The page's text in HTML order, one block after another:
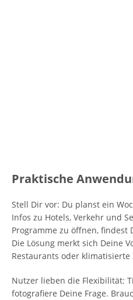
Praktische
Stell Dir vor: Du planst ein
Infos zu Hotels, Verkehr und
Programme zu öffnen, findest
Die Lösung merkt sich Deine
Restaurants oder klimatisierte
Nutzer lieben die Flexibilität:
fotografiere Deine Frage.